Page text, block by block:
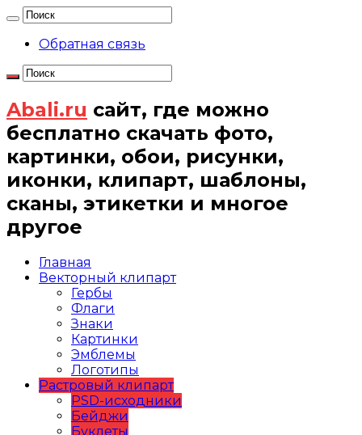
Обратная связь
Abali.ru сайт, где можно
бесплатно скачать фото,
картинки, обои, рисунки,
иконки, клипарт, шаблоны,
сканы, этикетки и многое
другое
Главная
Векторный клипарт
Гербы
Флаги
Знаки
Картинки
Эмблемы
Логотипы
Растровый клипарт
PSD-исходники
Бейджи
Буклеты